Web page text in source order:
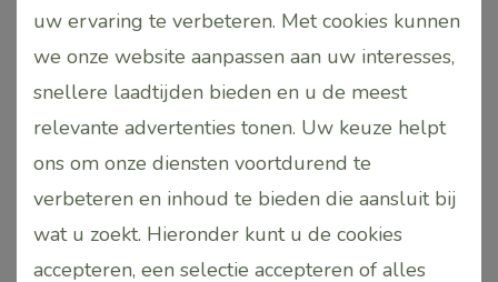
Lotion (mini 30 ml.)|
OP=OP
Toevoegen
aan
winkelwagen
D/N Cream | Mini 15ml.
€16,20
Toevoegen
aan
winkelwagen
Dit
Aanbieding!
Dit
uw ervaring te verbeteren. Met cookies kunnen
we onze website aanpassen aan uw interesses,
snellere laadtijden bieden en u de meest
relevante advertenties tonen. Uw keuze helpt
ons om onze diensten voortdurend te
verbeteren en inhoud te bieden die aansluit bij
wat u zoekt. Hieronder kunt u de cookies
accepteren, een selectie accepteren of alles